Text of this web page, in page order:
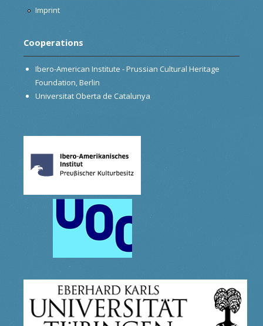
Imprint
Cooperations
Ibero-American Institute - Prussian Cultural Heritage
Foundation, Berlin
Universitat Oberta de Catalunya